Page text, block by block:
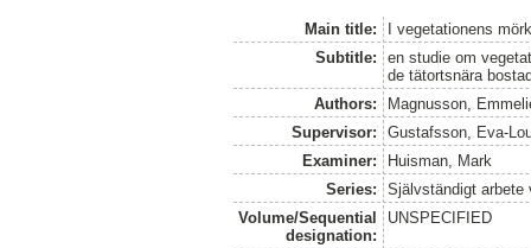
Main title:
I vegetationens
Subtitle:
en studie om
de tätortsnära
Authors:
Magnusson,
Supervisor:
Gustafsson, Eva-
Examiner:
Huisman, Mark
Series:
Självständigt arbete
Volume/Sequential
designation:
UNSPECIFIED